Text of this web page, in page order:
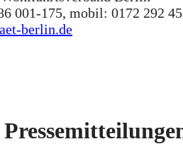
001-175, mobil: 0172 292
berlin.de